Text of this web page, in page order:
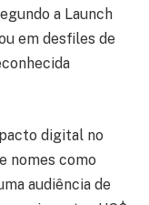
a Launch
em desfiles de
digital no
nomes como
audiência de